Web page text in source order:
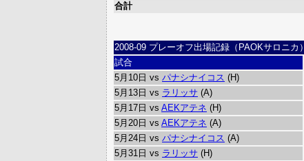
合計
2008-09 プレーオフ出場記録（PAOKサロニカ）
試合
5月10日 vs パナシナイコス (H)
5月13日 vs ラリッサ (A)
5月17日 vs AEKアテネ (H)
5月20日 vs AEKアテネ (A)
5月24日 vs パナシナイコス (A)
5月31日 vs ラリッサ (H)